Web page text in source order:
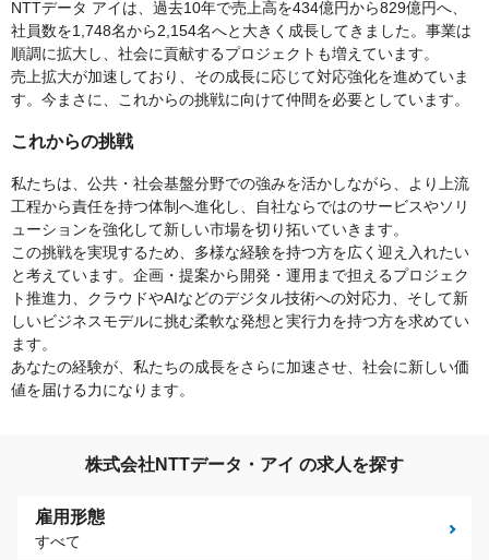
NTTデータ アイは、過去10年で売上高を434億円から829億円へ、
社員数を1,748名から2,154名へと大きく成長してきました。事業は
順調に拡大し、社会に貢献するプロジェクトも増えています。
売上拡大が加速しており、その成長に応じて対応強化を進めていま
す。今まさに、これからの挑戦に向けて仲間を必要としています。
これからの挑戦
私たちは、公共・社会基盤分野での強みを活かしながら、より上流
工程から責任を持つ体制へ進化し、自社ならではのサービスやソリ
ューションを強化して新しい市場を切り拓いていきます。
この挑戦を実現するため、多様な経験を持つ方を広く迎え入れたい
と考えています。企画・提案から開発・運用まで担えるプロジェク
ト推進力、クラウドやAIなどのデジタル技術への対応力、そして新
しいビジネスモデルに挑む柔軟な発想と実行力を持つ方を求めてい
ます。
あなたの経験が、私たちの成長をさらに加速させ、社会に新しい価
値を届ける力になります。
株式会社NTTデータ・アイ の求人を探す
雇用形態
すべて